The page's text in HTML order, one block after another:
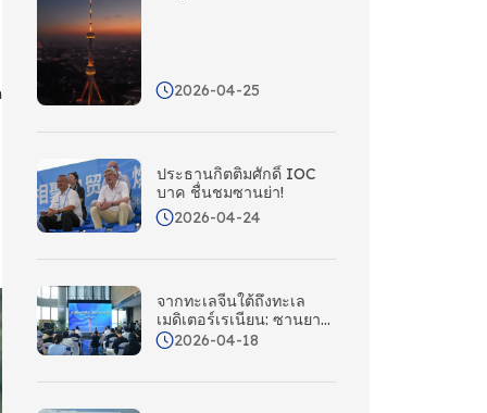
2026-04-25
ประธานกิตติมศักดิ์ IOC
บาค ชื่นชมซานย่า!
2026-04-24
จากทะเลจีนใต้ถึงทะเล
เมดิเตอร์เรเนียน: ซานยา
ร่วมมือกับคณะกรรมการ
2026-04-18